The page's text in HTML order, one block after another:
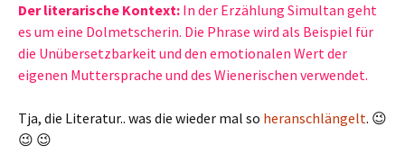
Der literarische Kontext: In der Erzählung Simultan geht
es um eine Dolmetscherin. Die Phrase wird als Beispiel für
die Unübersetzbarkeit und den emotionalen Wert der
eigenen Muttersprache und des Wienerischen verwendet.
Tja, die Literatur.. was die wieder mal so heranschlängelt. 😉
😉 😉